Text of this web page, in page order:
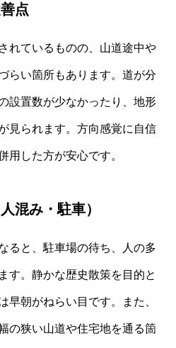
点
れているものの、山道途中や
らい箇所もあります。道が分
設置数が少なかったり、地形
見られます。方向感覚に自信
用した方が安心です。
混み・駐車）
ると、駐車場の待ち、人の多
す。静かな歴史散策を目的と
早朝がねらい目です。また、
の狭い山道や住宅地を通る箇